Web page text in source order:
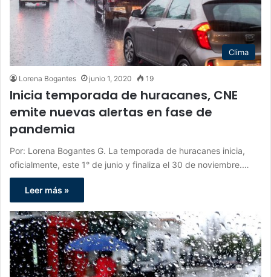
Clima
Lorena Bogantes junio 1, 2020 19
Inicia temporada de huracanes, CNE
emite nuevas alertas en fase de
pandemia
Por: Lorena Bogantes G. La temporada de huracanes inicia,
oficialmente, este 1° de junio y finaliza el 30 de noviembre.…
Leer más »